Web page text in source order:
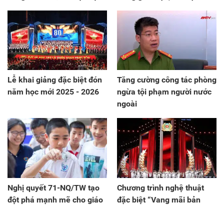
đại
Lễ khai giảng đặc biệt đón
năm học mới 2025 - 2026
Tăng cường công tác phòng
ngừa tội phạm người nước
ngoài
Nghị quyết 71-NQ/TW tạo
đột phá mạnh mẽ cho giáo
Chương trình nghệ thuật
đặc biệt “Vang mãi bản